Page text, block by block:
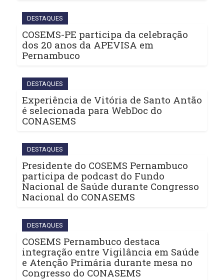
DESTAQUES
COSEMS-PE participa da celebração
dos 20 anos da APEVISA em
Pernambuco
DESTAQUES
Experiência de Vitória de Santo Antão
é selecionada para WebDoc do
CONASEMS
DESTAQUES
Presidente do COSEMS Pernambuco
participa de podcast do Fundo
Nacional de Saúde durante Congresso
Nacional do CONASEMS
DESTAQUES
COSEMS Pernambuco destaca
integração entre Vigilância em Saúde
e Atenção Primária durante mesa no
Congresso do CONASEMS